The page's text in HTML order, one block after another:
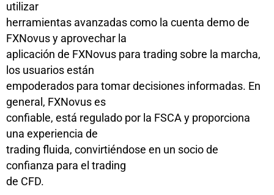
utilizar
herramientas avanzadas como la cuenta demo de
FXNovus y aprovechar la
aplicación de FXNovus para trading sobre la marcha,
los usuarios están
empoderados para tomar decisiones informadas. En
general, FXNovus es
confiable, está regulado por la FSCA y proporciona
una experiencia de
trading fluida, convirtiéndose en un socio de
confianza para el trading
de CFD.